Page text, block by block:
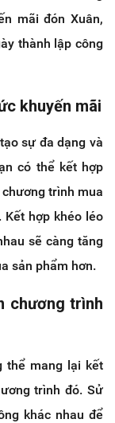
mãi đón Xuân,
thành lập công
khuyến mãi
sự đa dạng và
có thể kết hợp
trình mua
Kết hợp khéo léo
sẽ càng tăng
sản phẩm hơn.
chương trình
thể mang lại kết
trình đó. Sử
khác nhau để